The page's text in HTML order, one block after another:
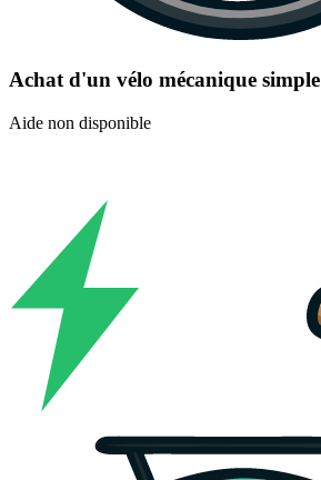
Achat d'un vélo mécanique simple
Aide non disponible